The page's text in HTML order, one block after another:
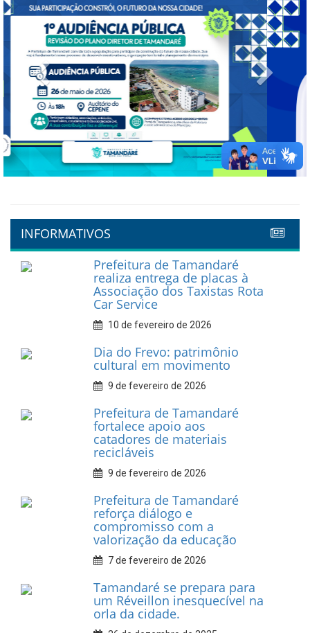
Previous Next
Prefeitura de Tamandaré
realiza entrega de placas à
Associação dos Taxistas Rota
Car Service
10 de fevereiro de 2026
Dia do Frevo: patrimônio
cultural em movimento
9 de fevereiro de 2026